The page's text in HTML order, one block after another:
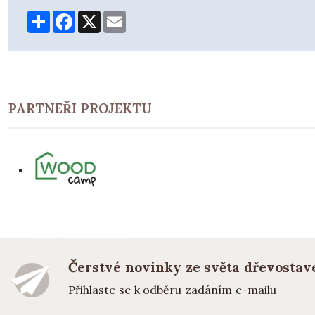
ShareFacebook
X
PARTNEŘI PROJEKTU
Čerstvé novinky ze světa
Přihlaste se k odběru zadáním e-mailu